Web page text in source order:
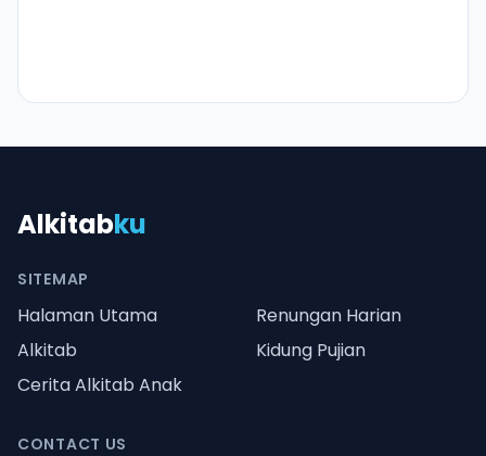
Alkitabku
SITEMAP
Halaman Utama
Renungan Harian
Alkitab
Kidung Pujian
Cerita Alkitab Anak
CONTACT US